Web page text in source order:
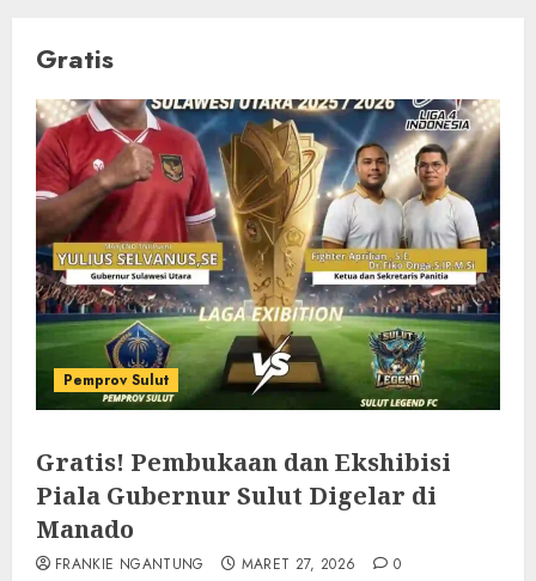
Gratis
Pemprov Sulut
Gratis! Pembukaan dan Ekshibisi
Piala Gubernur Sulut Digelar di
Manado
FRANKIE NGANTUNG MARET 27, 2026 0